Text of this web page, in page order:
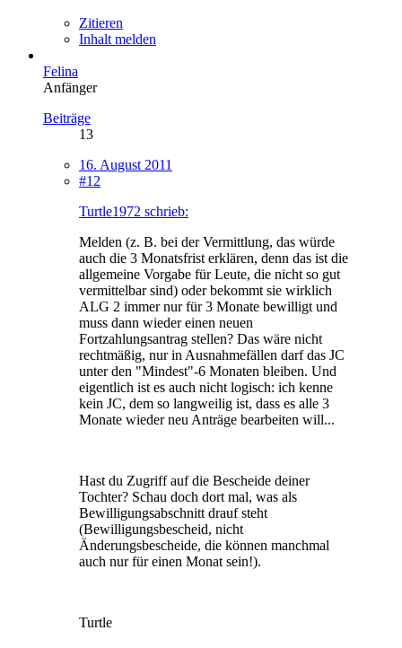
Zitieren
Inhalt melden
Felina
Anfänger
Beiträge
13
16. August 2011
#12
Turtle1972 schrieb:
Melden (z. B. bei der Vermittlung, das würde
auch die 3 Monatsfrist erklären, denn das ist die
allgemeine Vorgabe für Leute, die nicht so gut
vermittelbar sind) oder bekommt sie wirklich
ALG 2 immer nur für 3 Monate bewilligt und
muss dann wieder einen neuen
Fortzahlungsantrag stellen? Das wäre nicht
rechtmäßig, nur in Ausnahmefällen darf das JC
unter den "Mindest"-6 Monaten bleiben. Und
eigentlich ist es auch nicht logisch: ich kenne
kein JC, dem so langweilig ist, dass es alle 3
Monate wieder neu Anträge bearbeiten will...
Hast du Zugriff auf die Bescheide deiner
Tochter? Schau doch dort mal, was als
Bewilligungsabschnitt drauf steht
(Bewilligungsbescheid, nicht
Änderungsbescheide, die können manchmal
auch nur für einen Monat sein!).
Turtle